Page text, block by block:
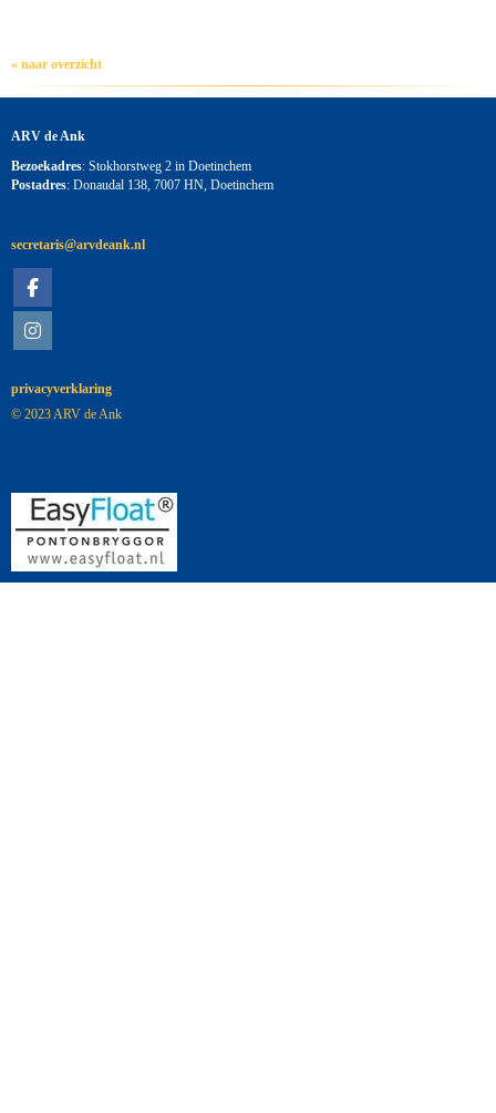
« naar overzicht
ARV de Ank
Bezoekadres: Stokhorstweg 2 in Doetinchem
Postadres: Donaudal 138, 7007 HN, Doetinchem
siraterces@arvdeank.nl
privacyverklaring
© 2023 ARV de Ank